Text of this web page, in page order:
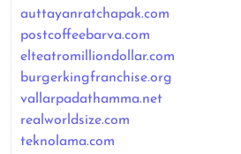
auttayanratchapak.com
postcoffeebarva.com
elteatromilliondollar.com
burgerkingfranchise.org
vallarpadathamma.net
realworldsize.com
teknolama.com